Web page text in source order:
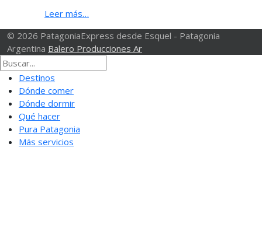
Leer más…
© 2026 PatagoniaExpress desde Esquel - Patagonia
Argentina Balero Producciones Ar
Destinos
Dónde comer
Dónde dormir
Qué hacer
Pura Patagonia
Más servicios